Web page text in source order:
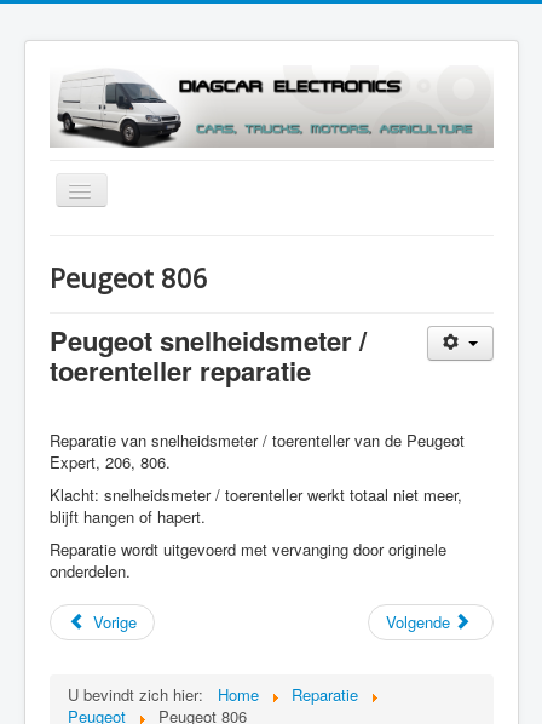
Toggle
Navigation
Peugeot 806
Peugeot snelheidsmeter /
toerenteller reparatie
Reparatie van snelheidsmeter / toerenteller van de Peugeot
Expert, 206, 806.
Klacht: snelheidsmeter / toerenteller werkt totaal niet meer,
blijft hangen of hapert.
Reparatie wordt uitgevoerd met vervanging door originele
onderdelen.
Vorige Volgende
U bevindt zich hier: Home
Reparatie
Peugeot
Peugeot 806